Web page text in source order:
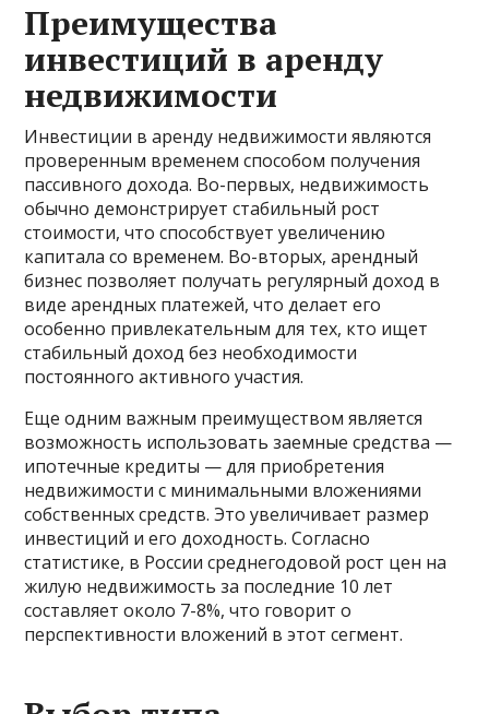
Преимущества
инвестиций в аренду
недвижимости
Инвестиции в аренду недвижимости являются
проверенным временем способом получения
пассивного дохода. Во-первых, недвижимость
обычно демонстрирует стабильный рост
стоимости, что способствует увеличению
капитала со временем. Во-вторых, арендный
бизнес позволяет получать регулярный доход в
виде арендных платежей, что делает его
особенно привлекательным для тех, кто ищет
стабильный доход без необходимости
постоянного активного участия.
Еще одним важным преимуществом является
возможность использовать заемные средства —
ипотечные кредиты — для приобретения
недвижимости с минимальными вложениями
собственных средств. Это увеличивает размер
инвестиций и его доходность. Согласно
статистике, в России среднегодовой рост цен на
жилую недвижимость за последние 10 лет
составляет около 7-8%, что говорит о
перспективности вложений в этот сегмент.